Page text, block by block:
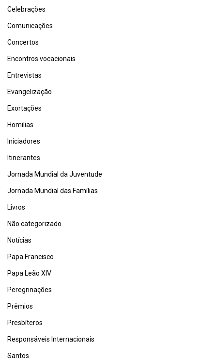
Celebrações
Comunicações
Concertos
Encontros vocacionais
Entrevistas
Evangelização
Exortações
Homilias
Iniciadores
Itinerantes
Jornada Mundial da Juventude
Jornada Mundial das Famílias
Livros
Não categorizado
Notícias
Papa Francisco
Papa Leão XIV
Peregrinações
Prêmios
Presbíteros
Responsáveis Internacionais
Santos